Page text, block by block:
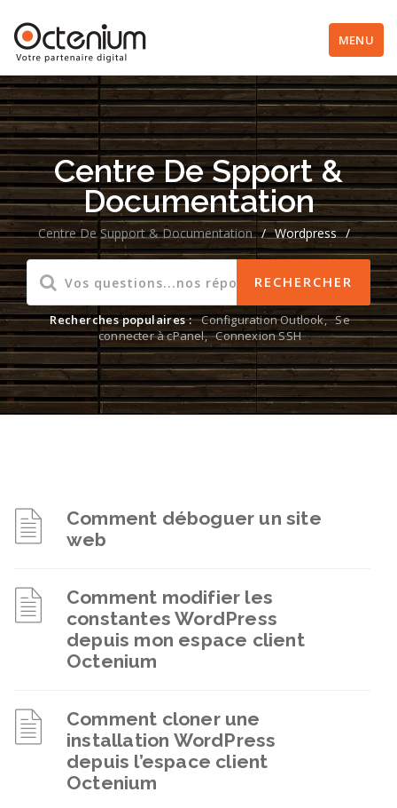
MENU
Centre De Spport &
Documentation
Centre De Support & Documentation / Wordpress /
Recherches populaires : Configuration Outlook, Se
connecter à cPanel, Connexion SSH
Comment déboguer un site
web
Comment modifier les
constantes WordPress
depuis mon espace client
Octenium
Comment cloner une
installation WordPress
depuis l’espace client
Octenium